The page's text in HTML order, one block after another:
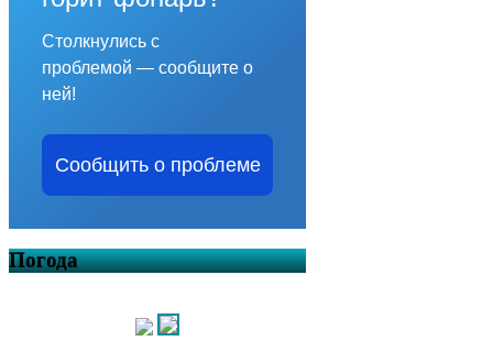
Столкнулись с
проблемой — сообщите о
ней!
Сообщить о проблеме
Погода